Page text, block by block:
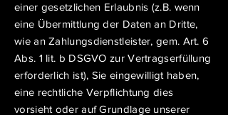
einer gesetzlichen Erlaubnis (z.B. wenn
eine Übermittlung der Daten an Dritte,
wie an Zahlungsdienstleister, gem. Art. 6
Abs. 1 lit. b DSGVO zur Vertragserfüllung
erforderlich ist), Sie eingewilligt haben,
eine rechtliche Verpflichtung dies
vorsieht oder auf Grundlage unserer